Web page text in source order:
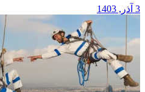
3 آذر, 1403